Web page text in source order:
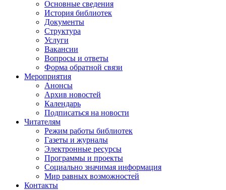
Основные сведения
История библиотек
Документы
Структура
Услуги
Вакансии
Вопросы и ответы
Форма обратной связи
Мероприятия
Анонсы
Архив новостей
Календарь
Подписаться на новости
Читателям
Режим работы библиотек
Газеты и журналы
Электронные ресурсы
Программы и проекты
Социально значимая информация
Мир равных возможностей
Контакты